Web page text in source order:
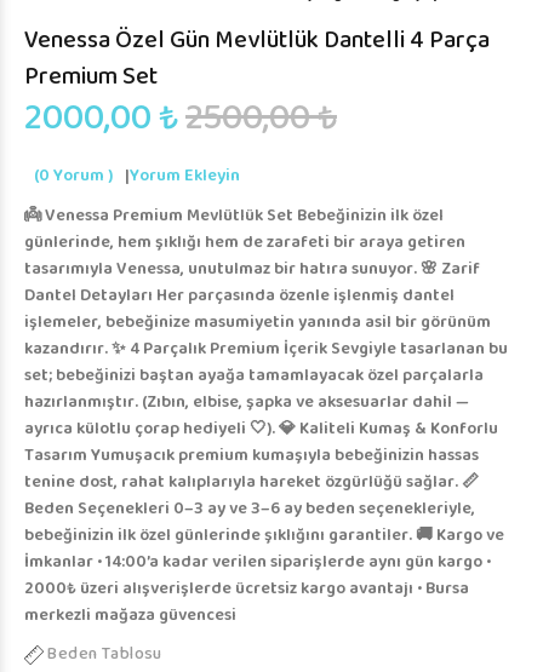
Venessa Özel Gün Mevlütlük Dantelli 4 Parça
Premium Set
2000,00 ₺2500,00 ₺
(0 Yorum ) |Yorum Ekleyin
👼 Venessa Premium Mevlütlük Set Bebeğinizin ilk özel
günlerinde, hem şıklığı hem de zarafeti bir araya getiren
tasarımıyla Venessa, unutulmaz bir hatıra sunuyor. 🌸 Zarif
Dantel Detayları Her parçasında özenle işlenmiş dantel
işlemeler, bebeğinize masumiyetin yanında asil bir görünüm
kazandırır. ✨ 4 Parçalık Premium İçerik Sevgiyle tasarlanan bu
set; bebeğinizi baştan ayağa tamamlayacak özel parçalarla
hazırlanmıştır. (Zıbın, elbise, şapka ve aksesuarlar dahil —
ayrıca külotlu çorap hediyeli 🤍). 💎 Kaliteli Kumaş & Konforlu
Tasarım Yumuşacık premium kumaşıyla bebeğinizin hassas
tenine dost, rahat kalıplarıyla hareket özgürlüğü sağlar. 📏
Beden Seçenekleri 0–3 ay ve 3–6 ay beden seçenekleriyle,
bebeğinizin ilk özel günlerinde şıklığını garantiler. 🚚 Kargo ve
İmkanlar • 14:00’a kadar verilen siparişlerde aynı gün kargo •
2000₺ üzeri alışverişlerde ücretsiz kargo avantajı • Bursa
merkezli mağaza güvencesi
Beden Tablosu